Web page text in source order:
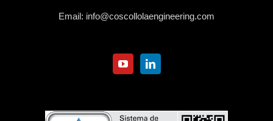
Email: info@coscollolaengineering.com